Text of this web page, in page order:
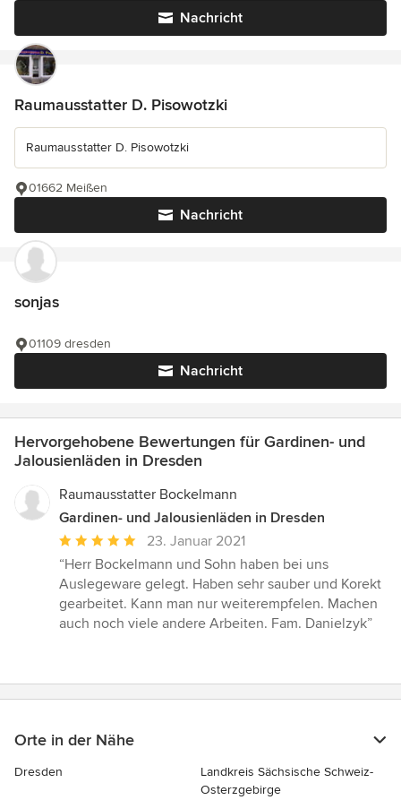
Nachricht
Raumausstatter D. Pisowotzki
Raumausstatter D. Pisowotzki
Nachricht
01662 Meißen
sonjas
Nachricht
01109 dresden
Hervorgehobene Bewertungen für Gardinen- und
Jalousienläden in Dresden
Raumausstatter Bockelmann
Gardinen- und Jalousienläden in Dresden
Durchschnittliche
Bewertung:
5
von
5
23. Januar 2021
“Herr Bockelmann und Sohn haben bei uns
Auslegeware gelegt. Haben sehr sauber und Korekt
gearbeitet. Kann man nur weiterempfelen. Machen
auch noch viele andere Arbeiten. Fam. Danielzyk”
Orte in der Nähe
Dresden
Landkreis Sächsische Schweiz-
Osterzgebirge